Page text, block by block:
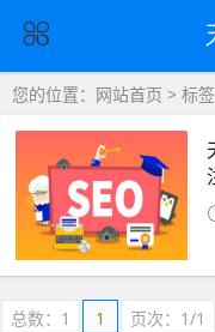
您的位置： 网站首页 > 标签
总数：1 1 页次：1/1